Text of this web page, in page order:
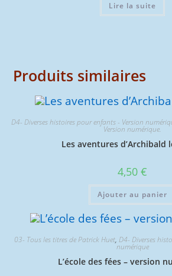
Lire la suite
Produits similaires
D4- Diverses histoires pour enfants - Version
Version numérique.
Les aventures d’Archibald
4,50 €
Ajouter au panier
03- Tous les titres de Patrick Huet, D4- Diverses
numérique
L’école des fées – version